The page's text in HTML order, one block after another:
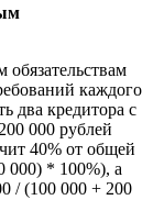
каждого
два кредитора с
000 рублей
40% от общей
000) * 100%), а
/ (100 000 + 200